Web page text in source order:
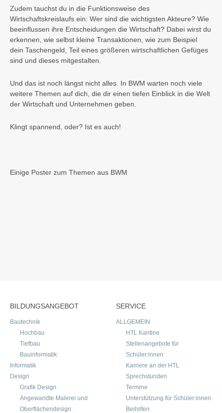
Zudem tauchst du in die Funktionsweise des
Wirtschaftskreislaufs ein: Wer sind die wichtigsten Akteure? Wie
beeinflussen ihre Entscheidungen die Wirtschaft? Dabei wirst du
erkennen, wie selbst kleine Transaktionen, wie zum Beispiel
dein Taschengeld, Teil eines größeren wirtschaftlichen Gefüges
sind und dieses mitgestalten.
Und das ist noch längst nicht alles. In BWM warten noch viele
weitere Themen auf dich, die dir einen tiefen Einblick in die Welt
der Wirtschaft und Unternehmen geben.
Klingt spannend, oder? Ist es auch!
Einige Poster zum Themen aus BWM
BILDUNGSANGEBOT
Bautechnik
Hochbau
Tiefbau
Bauinformatik
Informatik
Design
Grafik Design
Angewandte Malerei und
Oberflächendesign
SERVICE
ALLGEMEIN
HTL Kantine
Stellenangebote für
Schüler:innen
Karriere an der HTL
Sprechstunden
Termine
Unterstützung für Schüler:innen
Beihilfen